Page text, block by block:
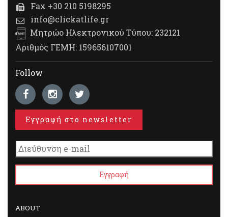
Fax +30 210 5198295
info@clickatlife.gr
Μητρώο Ηλεκτρονικού Τύπου: 232121
Αριθμός ΓΕΜΗ: 159656107001
Follow
Εγγραφή στο newsletter
ABOUT